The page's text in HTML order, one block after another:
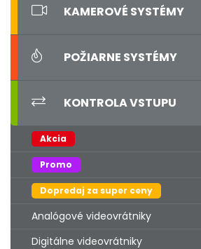
KAMEROVÉ SYSTÉMY
POŽIARNE SYSTÉMY
KONTROLA VSTUPU
Akcia
Promo
Dopredaj za super ceny
Analógové videovrátniky
Digitálne videovrátniky